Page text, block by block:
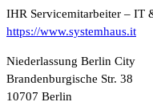
IHR Servicemitarbeiter – IT
https://www.systemhaus.it
Niederlassung Berlin City
Brandenburgische Str. 38
10707 Berlin